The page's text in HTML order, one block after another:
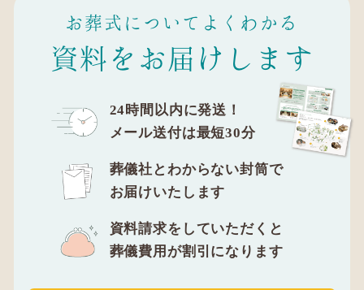
お葬式についてよくわかる
資料をお届けします
24時間以内に発送！
メール送付は最短30分
葬儀社とわからない封筒で
お届けいたします
資料請求をしていただくと
葬儀費用が割引になります